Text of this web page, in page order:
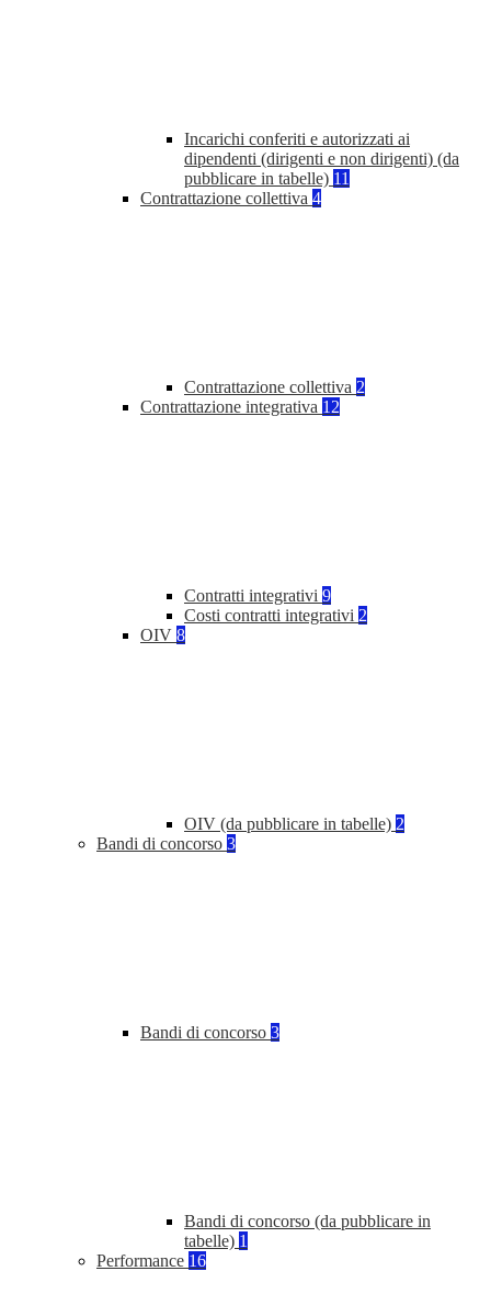
Incarichi conferiti e autorizzati ai
dipendenti (dirigenti e non dirigenti) (da
pubblicare in tabelle) 11
Contrattazione collettiva 4
Contrattazione collettiva 2
Contrattazione integrativa 12
Contratti integrativi 9
Costi contratti integrativi 2
OIV 8
OIV (da pubblicare in tabelle) 2
Bandi di concorso 3
Bandi di concorso 3
Bandi di concorso (da pubblicare in
tabelle) 1
Performance 16